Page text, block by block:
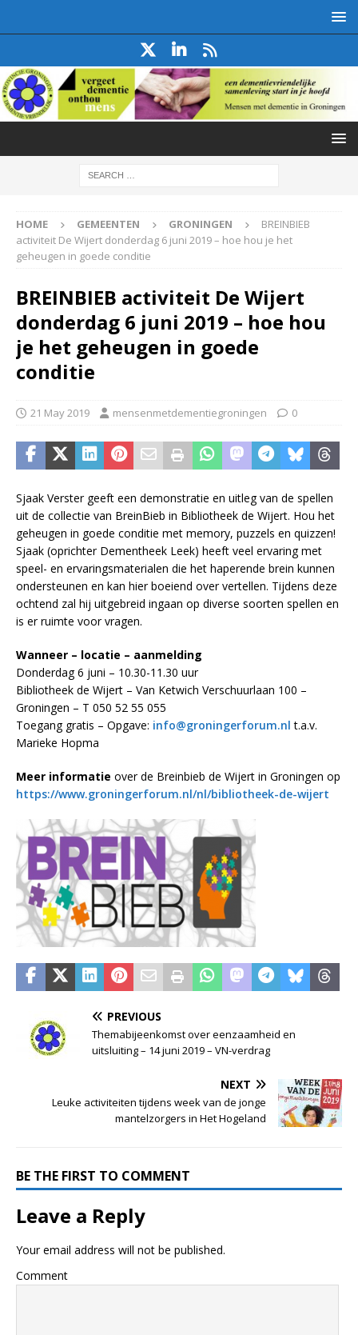
HOME GEMEENTEN GRONINGEN
BREINBIEB
activiteit De Wijert donderdag 6 juni 2019 – hoe hou je het
geheugen in goede conditie
BREINBIEB activiteit De Wijert
donderdag 6 juni 2019 – hoe hou
je het geheugen in goede
conditie
21 May 2019 mensenmetdementiegroningen 0
Sjaak Verster geeft een demonstratie en uitleg van de spellen
uit de collectie van BreinBieb in Bibliotheek de Wijert. Hou het
geheugen in goede conditie met memory, puzzels en quizzen!
Sjaak (oprichter Dementheek Leek) heeft veel ervaring met
speel- en ervaringsmaterialen die het haperende brein kunnen
ondersteunen en kan hier boeiend over vertellen. Tijdens deze
ochtend zal hij uitgebreid ingaan op diverse soorten spellen en
is er ruimte voor vragen.
Wanneer – locatie – aanmelding
Donderdag 6 juni – 10.30-11.30 uur
Bibliotheek de Wijert – Van Ketwich Verschuurlaan 100 –
Groningen – T 050 52 55 055
Toegang gratis – Opgave: info@groningerforum.nl t.a.v.
Marieke Hopma
Meer informatie over de Breinbieb de Wijert in Groningen op
https://www.groningerforum.nl/nl/bibliotheek-de-wijert
PREVIOUS
Themabijeenkomst over eenzaamheid en
uitsluiting – 14 juni 2019 – VN-verdrag
NEXT
Leuke activiteiten tijdens week van de jonge
mantelzorgers in Het Hogeland
BE THE FIRST TO COMMENT
Leave a Reply
Your email address will not be published.
Comment